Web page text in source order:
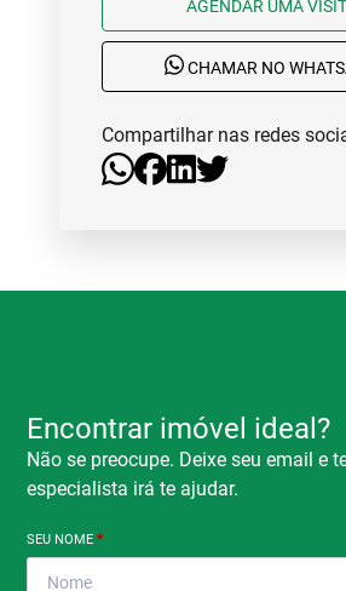
AGENDAR UMA
CHAMAR NO
Compartilhar nas redes
Encontrar imóvel ideal?
Não se preocupe. Deixe seu email e
especialista irá te ajudar.
SEU NOME*